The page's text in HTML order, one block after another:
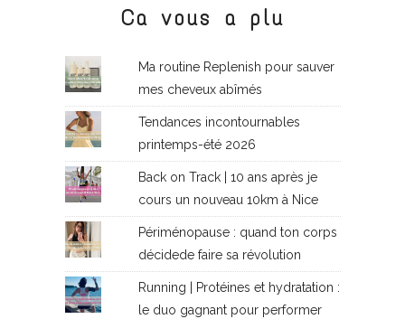
Ca vous a plu
Ma routine Replenish pour sauver
mes cheveux abîmés
Tendances incontournables
printemps-été 2026
Back on Track | 10 ans après je
cours un nouveau 10km à Nice
Périménopause : quand ton corps
décidede faire sa révolution
Running | Protéines et hydratation :
le duo gagnant pour performer